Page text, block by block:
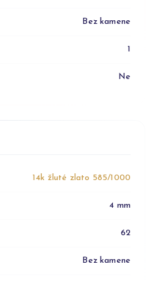
Bez kamene
1
Ne
14k žluté zlato 585/1000
4 mm
62
Bez kamene